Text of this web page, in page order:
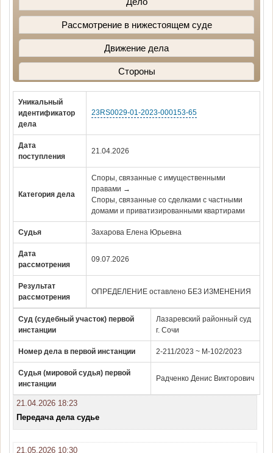
Рассмотрение в нижестоящем суде
Движение дела
Стороны
Уникальный
идентификатор
дела
23RS0029-01-2023-000153-65
Дата
поступления
21.04.2026
Категория дела
Споры, связанные с имущественными
правами →
Споры, связанные со сделками с частными
домами и приватизированными квартирами
Судья Захарова Елена Юрьевна
Дата
рассмотрения
09.07.2026
Результат
рассмотрения
ОПРЕДЕЛЕНИЕ оставлено БЕЗ ИЗМЕНЕНИЯ
Суд (судебный участок) первой
инстанции
Лазаревский районный суд
г. Сочи
Номер дела в первой инстанции 2-211/2023 ~ М-102/2023
Судья (мировой судья) первой
инстанции
Радченко Денис Викторович
21.04.2026 18:23
Передача дела судье
21.05.2026 10:30